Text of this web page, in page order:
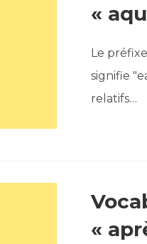
«
Le
signifie
relatifs…
«